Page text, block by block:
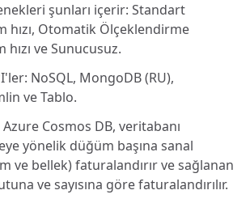
şunları içerir: Standart
hızı, Otomatik Ölçeklendirme
ve Sunucusuz.
NoSQL, MongoDB (RU),
ve Tablo.
Azure Cosmos DB, veritabanı
yönelik düğüm başına sanal
ve bellek) faturalandırır ve sağlanan
ve sayısına göre faturalandırılır.